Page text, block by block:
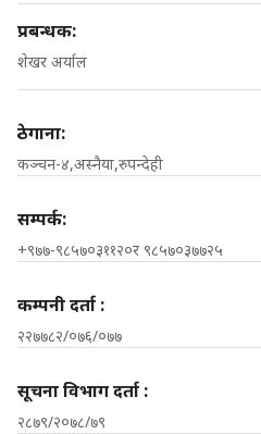
प्रबन्धक:
शेखर अर्याल
ठेगाना:
कञ्चन-४,अस्नैया,रुपन्देही
सम्पर्क:
+९७७-९८५७०३११२०र ९८५७०३७७२५
कम्पनी दर्ता :
२२७७८२/०७६/०७७
सूचना विभाग दर्ता :
२८७९/२०७८/७९